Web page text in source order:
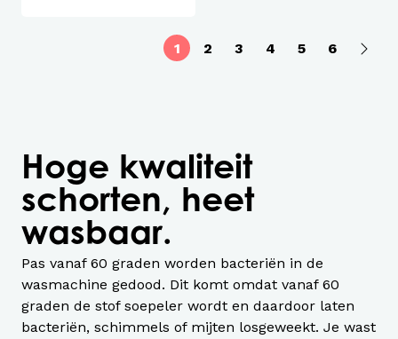
1 2 3 4 5 6
Hoge kwaliteit
schorten, heet
wasbaar.
Pas vanaf 60 graden worden bacteriën in de
wasmachine gedood. Dit komt omdat vanaf 60
graden de stof soepeler wordt en daardoor laten
bacteriën, schimmels of mijten losgeweekt. Je wast